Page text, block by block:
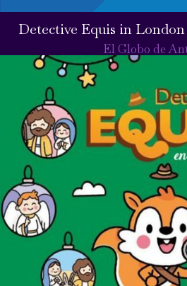
Detective Equis in
El Globo de